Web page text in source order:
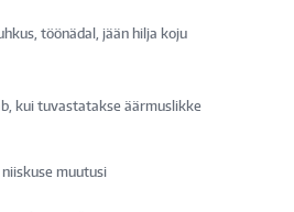
töönädal, jään hilja koju
kui tuvastatakse äärmuslikke
muutusi